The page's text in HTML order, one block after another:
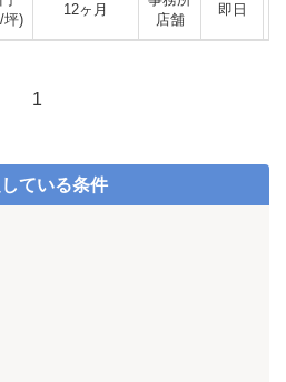
坪)
12ヶ月
店舗
即日
1
ている条件